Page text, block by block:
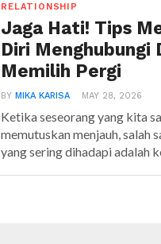
RELATIONSHIP
Jaga Hati! Tips
Diri Menghubungi
Memilih Pergi
BYMIKA KARISA MAY 28, 2026
Ketika seseorang yang kita
memutuskan menjauh, salah
yang sering dihadapi adalah